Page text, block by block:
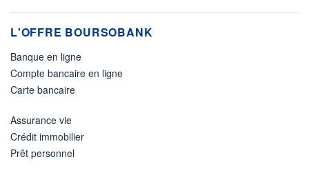
L'OFFRE BOURSOBANK
Banque en ligne
Compte bancaire en ligne
Carte bancaire
Assurance vie
Crédit immobilier
Prêt personnel